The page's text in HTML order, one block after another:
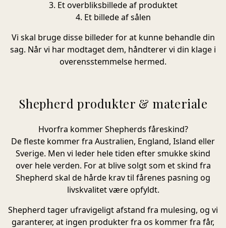
3. Et overbliksbillede af produktet
4. Et billede af sålen
Vi skal bruge disse billeder for at kunne behandle din
sag. Når vi har modtaget dem, håndterer vi din klage i
overensstemmelse hermed.
Shepherd produkter & materiale
Hvorfra kommer Shepherds fåreskind?
De fleste kommer fra Australien, England, Island eller
Sverige. Men vi leder hele tiden efter smukke skind
over hele verden. For at blive solgt som et skind fra
Shepherd skal de hårde krav til fårenes pasning og
livskvalitet være opfyldt.
Shepherd tager ufravigeligt afstand fra mulesing, og vi
garanterer, at ingen produkter fra os kommer fra får,